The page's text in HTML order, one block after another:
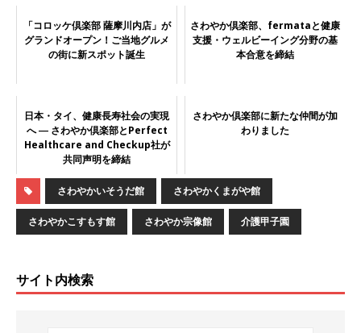
「コロッケ倶楽部 薩摩川内店」が
グランドオープン！ご当地グルメ
の街に新スポット誕生
さわやか倶楽部、fermataと健康
支援・ウェルビーイング分野の基
本合意を締結
日本・タイ、健康長寿社会の実現
へ ― さわやか倶楽部とPerfect
Healthcare and Checkup社が
共同声明を締結
さわやか倶楽部に新たな仲間が加
わりました
さわやかいそうだ館 さわやかくまがや館
さわやかこすもす館 さわやか宗像館 介護甲子園
サイト内検索